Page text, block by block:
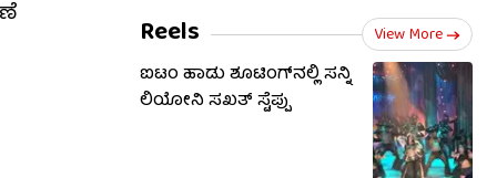
Reels View More
ಐಟಂ ಹಾಡು ಶೂಟಿಂಗ್​​ನಲ್ಲಿ ಸನ್ನಿ
ಲಿಯೋನಿ ಸಖತ್ ಸ್ಟೆಪ್ಪು